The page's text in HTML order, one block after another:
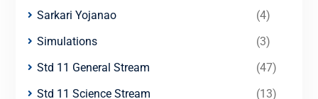
Sarkari Yojanao
(4)
Simulations
(3)
Std 11 General Stream
(47)
Std 11 Science Stream
(13)